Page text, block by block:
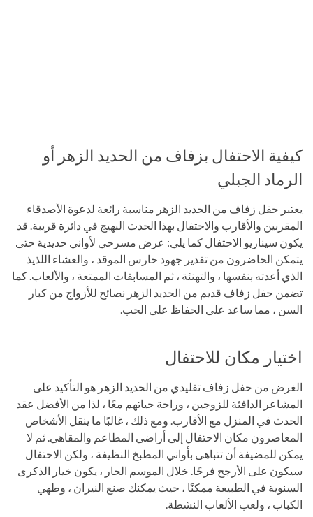
كيفية الاحتفال بزفاف من الحديد الزهر أو
الرماد الجبلي
يعتبر حفل زفاف من الحديد الزهر مناسبة رائعة لدعوة الأصدقاء
المقربين والأقارب والاحتفال بهذا الحدث البهيج في دائرة قريبة. قد
يكون سيناريو الاحتفال كما يلي: عرض مسرحي لأواني حديدية حتى
يتمكن الحاضرون من تقدير جهود حارس الموقد ، والعشاء اللذيذ
الذي أعدته بنفسها ، والتهنئة ، ثم المسابقات الممتعة ، والألعاب. كما
تضمن حفل زفاف قديم من الحديد الزهر نصائح للأزواج من كبار
السن ، مما ساعد على الحفاظ على الحب.
اختيار مكان للاحتفال
الغرض من حفل زفاف تقليدي من الحديد الزهر هو التأكيد على
المشاعر الدافئة للزوجين ، وراحة حياتهم معًا ، لذا من الأفضل عقد
الحدث في المنزل مع الأقارب. ومع ذلك ، غالبًا ما ينقل الأشخاص
المعاصرون مكان الاحتفال إلى أراضي المطاعم والمقاهي. ثم لا
يمكن للمضيفة أن تتباهى بأواني المطبخ النظيفة ، ولكن الاحتفال
سيكون على الأرجح فرحًا. خلال الموسم الحار ، يكون خيار الذكرى
السنوية في الطبيعة ممكنًا ، حيث يمكنك صنع النيران ، وطهي
الكباب ، ولعب الألعاب النشطة.